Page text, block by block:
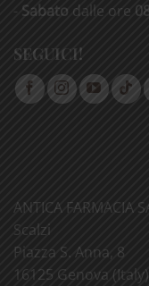
- Sabato dalle ore
SEGUICI!
ANTICA FARMACIA
Scalzi
Piazza S. Anna, 8
16125 Genova (Italy)